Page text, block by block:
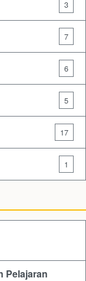
3
7
6
5
17
1
Pelajaran